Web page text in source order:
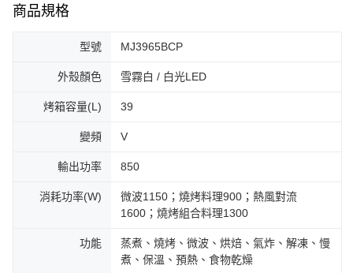
商品規格
型號 MJ3965BCP
外殼顏色 雪霧白 / 白光LED
烤箱容量(L) 39
變頻 V
輸出功率 850
消耗功率(W)
微波1150；燒烤料理900；熱風對流
1600；燒烤組合料理1300
功能
蒸煮、燒烤、微波、烘焙、氣炸、解凍、慢
煮、保溫、預熱、食物乾燥